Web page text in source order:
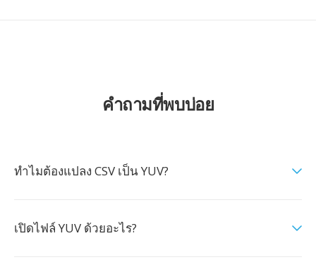
คำถามที่พบบ่อย
ทำไมต้องแปลง CSV เป็น YUV?
เปิดไฟล์ YUV ด้วยอะไร?